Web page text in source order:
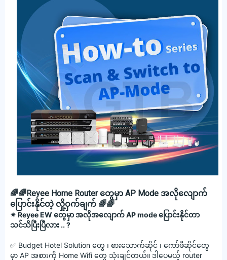
🌈🌈Reyee Home Router တွေမှာ AP Mode အလိုလျောက်
ပြောင်းနိုင်တဲ့ လှို့ဝှက်ချက် 🌈🌈
✴ Reyee EW တွေမှာ အလိုအလျောက် AP mode ပြောင်းနိုင်တာ
သင်သိပြီးပြီလား .. ?
✅ Budget Hotel Solution တွေ ၊ စားသောက်ဆိုင် ၊ ကော်ဖီဆိုင်တွေ
မှာ AP အစားကို Home Wifi တွေ သုံးချင်တယ်။ ဒါပေမယ့် router